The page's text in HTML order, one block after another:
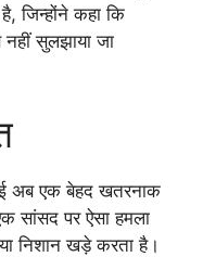
जिन्होंने कहा कि
सुलझाया जा
अब एक बेहद खतरनाक
सांसद पर ऐसा हमला
निशान खड़े करता है।